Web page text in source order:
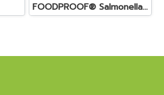
FOODPROOF® Salmonella plus Cronobacter DETECTION LyoKit